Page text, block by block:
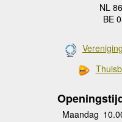
NL
BE
Maandag